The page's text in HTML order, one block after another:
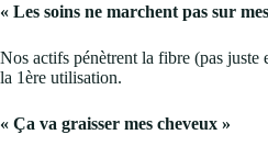
« Les soins ne marchent pas sur
Nos actifs pénètrent la fibre (pas juste
la 1ère utilisation.
« Ça va graisser mes cheveux »